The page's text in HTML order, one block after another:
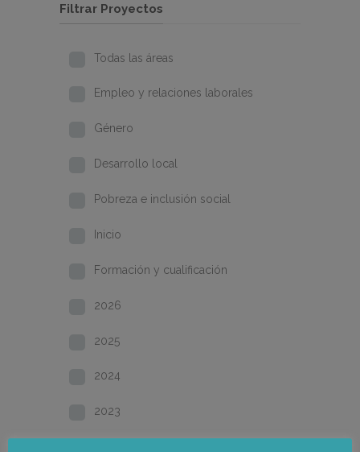
Filtrar Proyectos
Todas las áreas
Empleo y relaciones laborales
Género
Desarrollo local
Pobreza e inclusión social
Inicio
Formación y cualificación
2026
2025
2024
2023